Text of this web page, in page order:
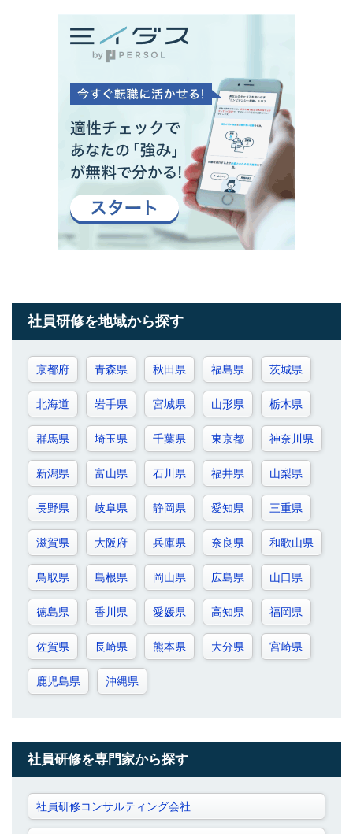
社員研修を地域から探す
京都府 青森県 秋田県 福島県 茨城県
北海道 岩手県 宮城県 山形県 栃木県
群馬県 埼玉県 千葉県 東京都 神奈川県
新潟県 富山県 石川県 福井県 山梨県
長野県 岐阜県 静岡県 愛知県 三重県
滋賀県 大阪府 兵庫県 奈良県 和歌山県
鳥取県 島根県 岡山県 広島県 山口県
徳島県 香川県 愛媛県 高知県 福岡県
佐賀県 長崎県 熊本県 大分県 宮崎県
鹿児島県 沖縄県
社員研修を専門家から探す
社員研修コンサルティング会社